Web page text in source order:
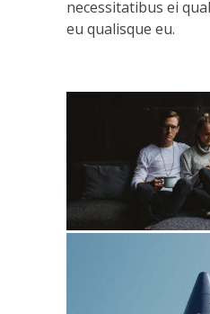
necessitatibus ei
eu qualisque eu.